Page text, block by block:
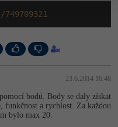
23.6.2014 16:48
bodů. Body se daly získat
funkčnost a rychlost. Za každou
bylo max 20.